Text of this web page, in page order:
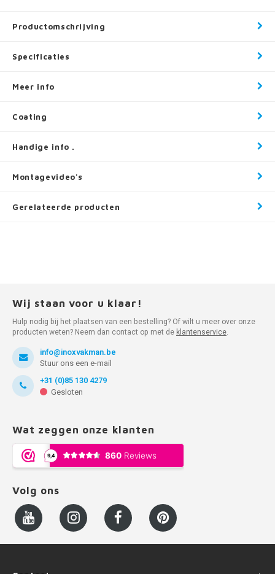
Productomschrijving
Specificaties
Meer info
Coating
Handige info .
Montagevideo's
Gerelateerde producten
Wij staan voor u klaar!
Hulp nodig bij het plaatsen van een bestelling? Of wilt u meer over onze
producten weten? Neem dan contact op met de klantenservice.
info@inoxvakman.be
Stuur ons een e-mail
+31 (0)85 130 4279
Gesloten
Wat zeggen onze klanten
Volg ons